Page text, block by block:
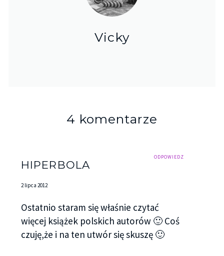
Vicky
4 komentarze
ODPOWIEDZ
HIPERBOLA
2 lipca 2012
Ostatnio staram się właśnie czytać
więcej książek polskich autorów 🙂 Coś
czuję,że i na ten utwór się skuszę 🙂